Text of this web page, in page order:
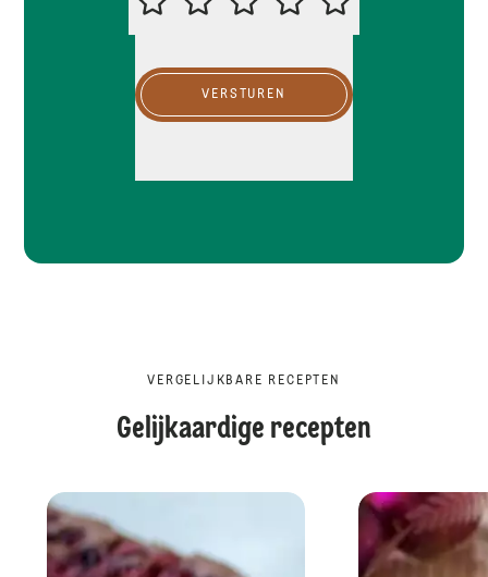
VERSTUREN
VERGELIJKBARE RECEPTEN
Gelijkaardige recepten